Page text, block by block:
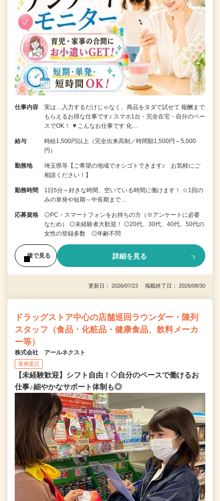
仕事内容
実は…入力するだけじゃなく、商品をタダで試せて 報酬まで
もらえるお得な仕事です♪ スマホ1台・完全在宅・自分のペー
スでOK！ ▼こんなお仕事です 化…
給与
時給1,500円以上（完全出来高制／時間額1,500円～5,000
円）
勤務地
埼玉県等【ご希望の地域でオシゴトできます♪ お気軽にご
相談ください！】
勤務時間
1日5分～好きな時間、空いている時間に働けます！ ☆1回の
みの単発や短期～中長期まで…
応募資格
◎PC・スマートフォンをお持ちの方（※アンケートに必要
なため） ◎未経験者大歓迎！ ◎20代、30代、40代、50代の
女性の登録多数 ◎年齢不問
後で見る 詳細を見る
更新日： 2026/07/23 掲載終了日： 2026/08/30
ドラッグストア中心の店舗巡回ラウンダー・陳列
スタッフ（食品・化粧品・健康食品、飲料メーカ
ー等）
株式会社 アールネクスト
業務委託
【未経験歓迎】シフト自由！◇自分のペースで働けるお
仕事♪細やかなサポート体制も◎